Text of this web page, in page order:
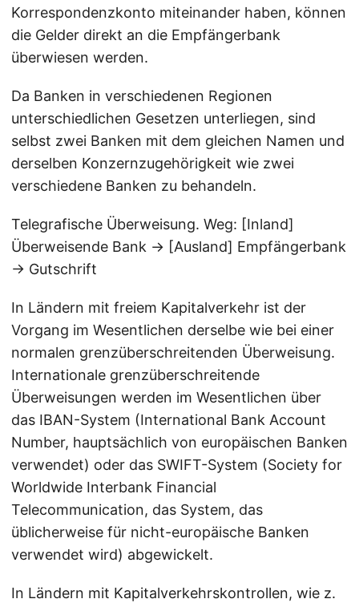
Korrespondenzkonto miteinander haben, können
die Gelder direkt an die Empfängerbank
überwiesen werden.
Da Banken in verschiedenen Regionen
unterschiedlichen Gesetzen unterliegen, sind
selbst zwei Banken mit dem gleichen Namen und
derselben Konzernzugehörigkeit wie zwei
verschiedene Banken zu behandeln.
Telegrafische Überweisung. Weg: [Inland]
Überweisende Bank → [Ausland] Empfängerbank
→ Gutschrift
In Ländern mit freiem Kapitalverkehr ist der
Vorgang im Wesentlichen derselbe wie bei einer
normalen grenzüberschreitenden Überweisung.
Internationale grenzüberschreitende
Überweisungen werden im Wesentlichen über
das IBAN-System (International Bank Account
Number, hauptsächlich von europäischen Banken
verwendet) oder das SWIFT-System (Society for
Worldwide Interbank Financial
Telecommunication, das System, das
üblicherweise für nicht-europäische Banken
verwendet wird) abgewickelt.
In Ländern mit Kapitalverkehrskontrollen, wie z.